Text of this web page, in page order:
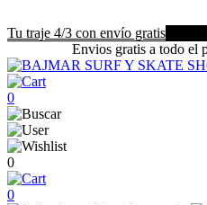
Tu traje 4/3 con envío gratis
Envios gratis a todo el
0
0
0